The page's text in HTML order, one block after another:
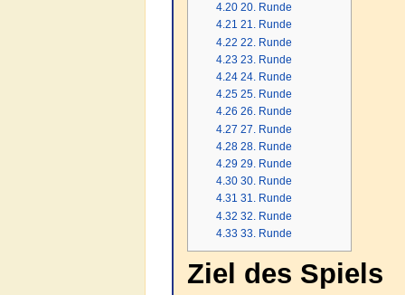
4.20 20. Runde
4.21 21. Runde
4.22 22. Runde
4.23 23. Runde
4.24 24. Runde
4.25 25. Runde
4.26 26. Runde
4.27 27. Runde
4.28 28. Runde
4.29 29. Runde
4.30 30. Runde
4.31 31. Runde
4.32 32. Runde
4.33 33. Runde
Ziel des Spiels